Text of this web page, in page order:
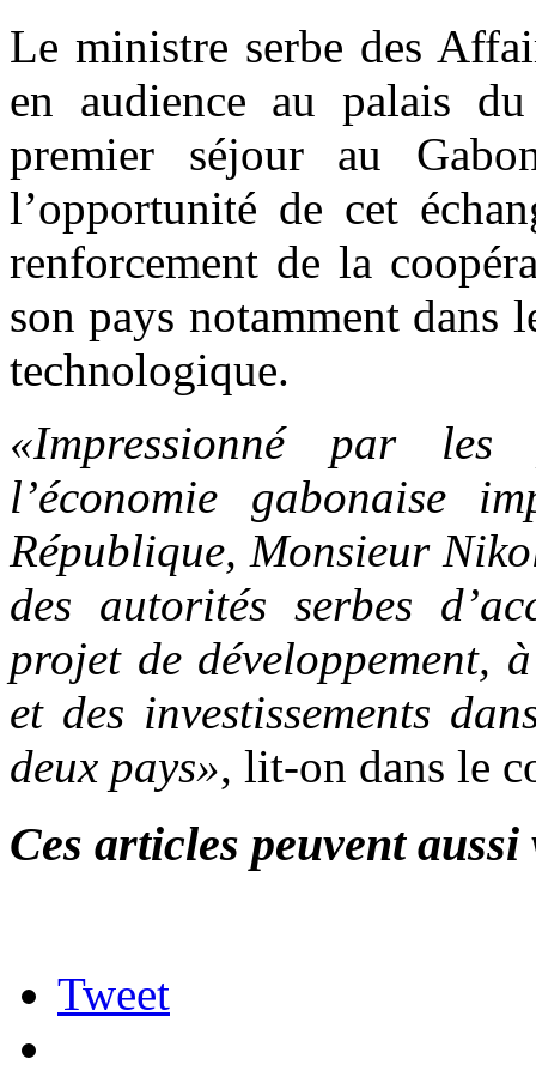
Le ministre serbe des
en audience au palais
premier séjour au
l’opportunité de cet
renforcement de la
son pays notamment dans
technologique.
«Impressionné par
l’économie gabonaise
République, Monsieur
des autorités serbes
projet de développement,
et des investissements
deux pays», lit-on dans le
Ces articles peuvent
Tweet